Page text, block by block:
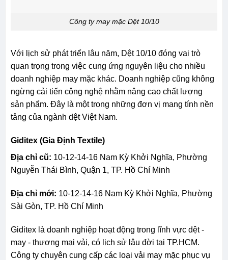
Công ty may mặc Dệt 10/10
Với lịch sử phát triển lâu năm, Dệt 10/10 đóng vai trò
quan trọng trong việc cung ứng nguyên liệu cho nhiều
doanh nghiệp may mặc khác. Doanh nghiệp cũng không
ngừng cải tiến công nghệ nhằm nâng cao chất lượng
sản phẩm. Đây là một trong những đơn vị mang tính nền
tảng của ngành dệt Việt Nam.
Giditex (Gia Định Textile)
Địa chỉ cũ: 10-12-14-16 Nam Kỳ Khởi Nghĩa, Phường
Nguyễn Thái Bình, Quận 1, TP. Hồ Chí Minh
Địa chỉ mới: 10-12-14-16 Nam Kỳ Khởi Nghĩa, Phường
Sài Gòn, TP. Hồ Chí Minh
Giditex là doanh nghiệp hoạt động trong lĩnh vực dệt -
may - thương mại vải, có lịch sử lâu đời tại TP.HCM.
Công ty chuyên cung cấp các loại vải may mặc phục vụ